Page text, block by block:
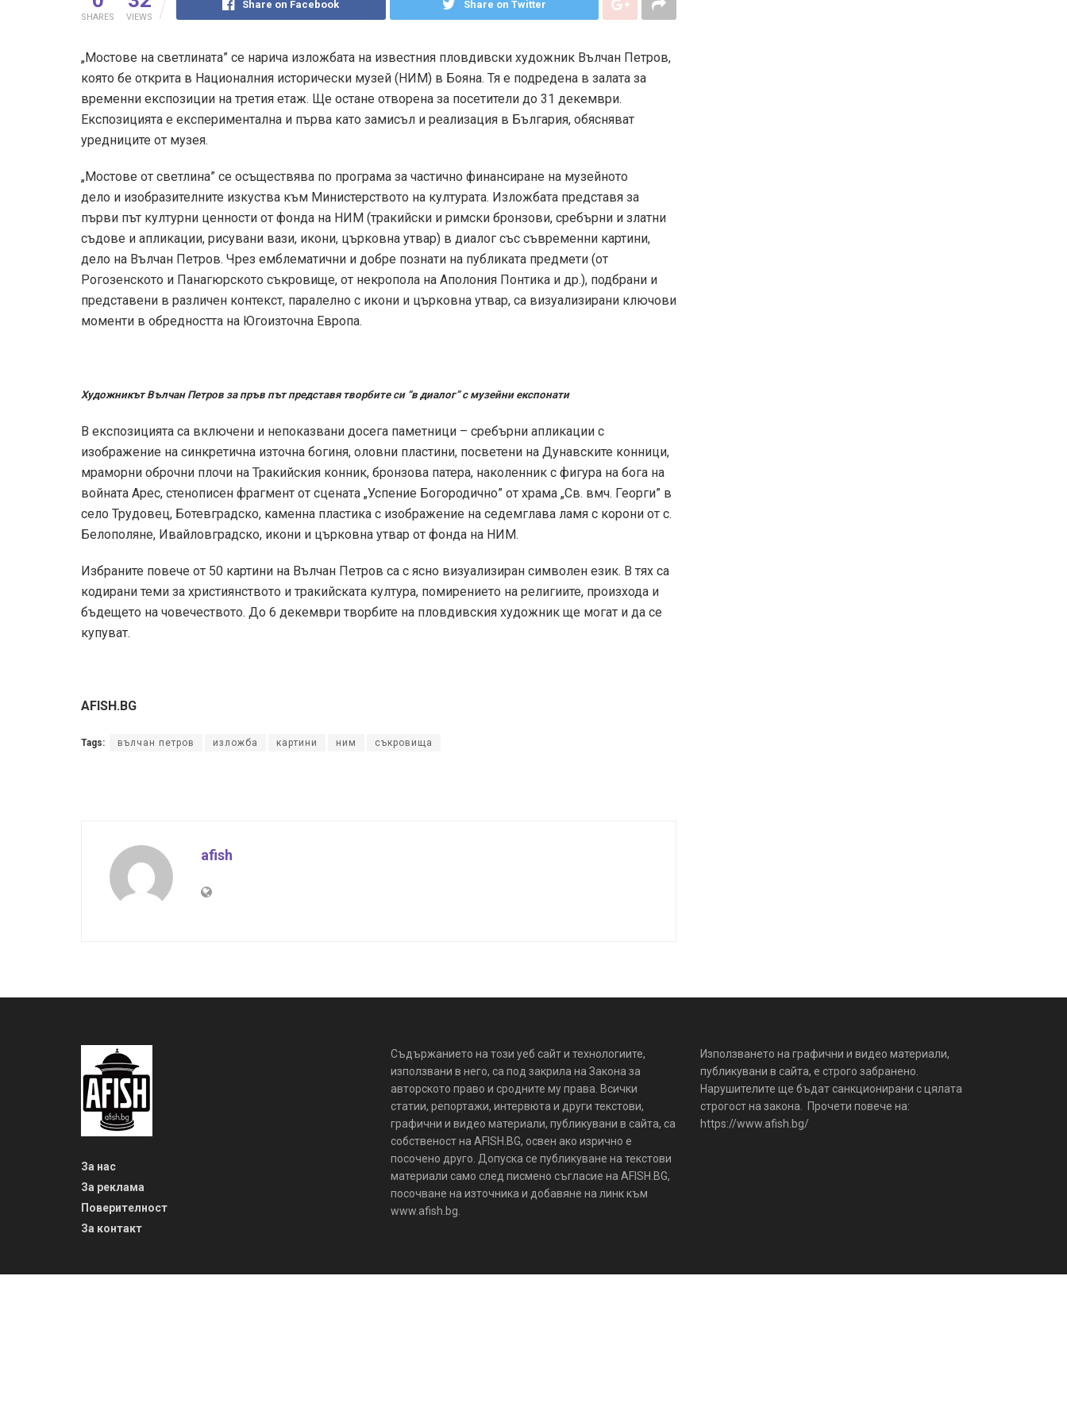
SHARES VIEWS
Share on Facebook Share on Twitter
„Мостове на светлината” се нарича изложбата на известния пловдивски художник Вълчан Петров,
която бе открита в Националния исторически музей (НИМ) в Бояна. Тя е подредена в залата за
временни експозиции на третия етаж. Ще остане отворена за посетители до 31 декември.
Експозицията е експериментална и първа като замисъл и реализация в България, обясняват
уредниците от музея.
„Мостове от светлина” се осъществява по програма за частично финансиране на музейното
дело и изобразителните изкуства към Министерството на културата. Изложбата представя за
първи път културни ценности от фонда на НИМ (тракийски и римски бронзови, сребърни и златни
съдове и апликации, рисувани вази, икони, църковна утвар) в диалог със съвременни картини,
дело на Вълчан Петров. Чрез емблематични и добре познати на публиката предмети (от
Рогозенското и Панагюрското съкровище, от некропола на Аполония Понтика и др.), подбрани и
представени в различен контекст, паралелно с икони и църковна утвар, са визуализирани ключови
моменти в обредността на Югоизточна Европа.
Художникът Вълчан Петров за пръв път представя творбите си “в диалог” с музейни експонати
В експозицията са включени и непоказвани досега паметници – сребърни апликации с
изображение на синкретична източна богиня, оловни пластини, посветени на Дунавските конници,
мраморни оброчни плочи на Тракийския конник, бронзова патера, наколенник с фигура на бога на
войната Арес, стенописен фрагмент от сцената „Успение Богородично” от храма „Св. вмч. Георги” в
село Трудовец, Ботевградско, каменна пластика с изображение на седемглава ламя с корони от с.
Белополяне, Ивайловградско, икони и църковна утвар от фонда на НИМ.
Избраните повече от 50 картини на Вълчан Петров са с ясно визуализиран символен език. В тях са
кодирани теми за християнството и тракийската култура, помирението на религиите, произхода и
бъдещето на човечеството. До 6 декември творбите на пловдивския художник ще могат и да се
купуват.
AFISH.BG
Tags: вълчан петров изложба картини ним съкровища
afish
За нас
За реклама
Поверителност
За контакт
Съдържанието на този уеб сайт и технологиите,
използвани в него, са под закрила на Закона за
авторското право и сродните му права. Всички
статии, репортажи, интервюта и други текстови,
графични и видео материали, публикувани в сайта, са
собственост на AFISH.BG, освен ако изрично е
посочено друго. Допуска се публикуване на текстови
материали само след писмено съгласие на AFISH.BG,
посочване на източника и добавяне на линк към
www.afish.bg.
Използването на графични и видео материали,
публикувани в сайта, е строго забранено.
Нарушителите ще бъдат санкционирани с цялата
строгост на закона. Прочети повече на:
https://www.afish.bg/